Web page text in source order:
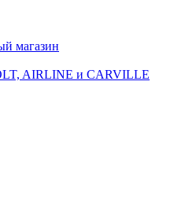
магазин
AIRLINE и CARVILLE